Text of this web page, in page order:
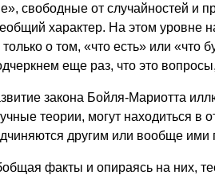
свободные от случайностей и
характер. На этом уровне
только о том, «что есть» или «что
еще раз, что это
закона Бойля-Мариотта
теории, могут находиться в
другим или вообще ими
факты и опираясь на них,